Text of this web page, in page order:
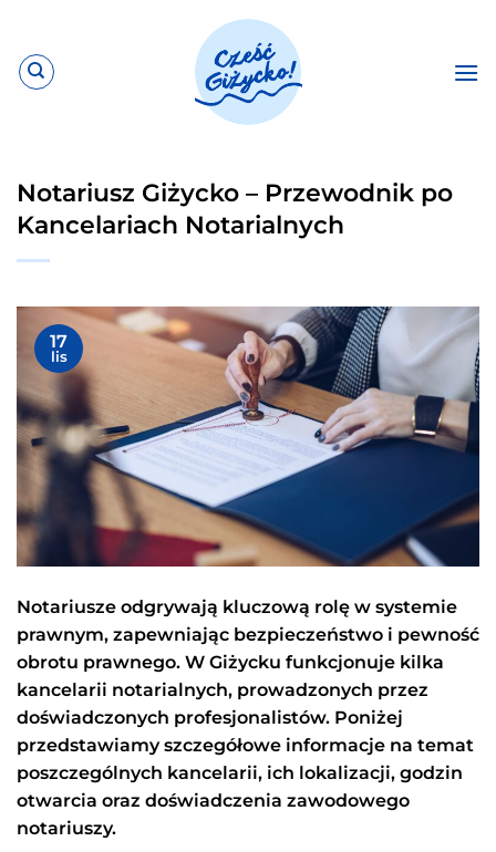
zawartości
Notariusz Giżycko – Przewodnik po
Kancelariach Notarialnych
17
lis
Notariusze odgrywają kluczową rolę w systemie
prawnym, zapewniając bezpieczeństwo i pewność
obrotu prawnego. W Giżycku funkcjonuje kilka
kancelarii notarialnych, prowadzonych przez
doświadczonych profesjonalistów. Poniżej
przedstawiamy szczegółowe informacje na temat
poszczególnych kancelarii, ich lokalizacji, godzin
otwarcia oraz doświadczenia zawodowego
notariuszy.